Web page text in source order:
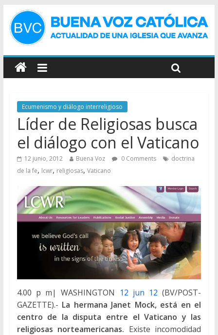
Ecumenismo y diálogo interreligioso
Líder de Religiosas busca
el diálogo con el Vaticano
12 junio, 2012 Buena Voz 0 Comments
doctrina
de la fe, lcwr, religiosas, Vaticano
4.00 p m| WASHINGTON 12 jun 12 (BV/POST-
GAZETTE).- La hermana Janet Mock, está en el
centro de la disputa entre el Vaticano y las
religiosas norteamericanas. Existe incomodidad